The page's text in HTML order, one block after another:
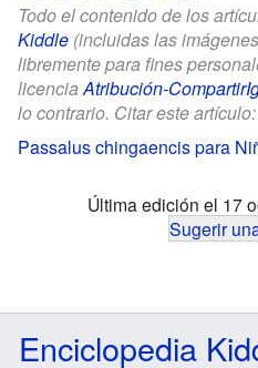
Todo el contenido de los
Kiddle (incluidas las
libremente para fines
licenciaAtribución-
lo contrario. Citar este artículo:
Passalus chingaencis para
Última edición el 17
Sugerir
Enciclopedia